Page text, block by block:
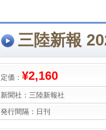
三陸新報
定価： ¥2,160
新聞社： 三陸新報社
発行間隔： 日刊